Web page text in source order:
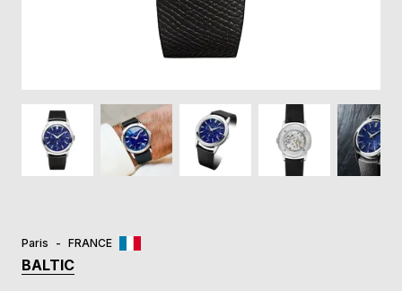
#Tags
ッ
プ
バ
ル
チ
プ
Paris FRANCE
BALTIC